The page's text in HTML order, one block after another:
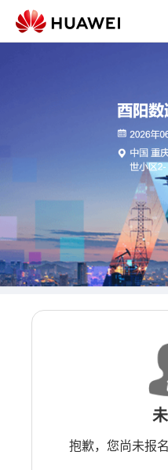
抱歉，您尚未报